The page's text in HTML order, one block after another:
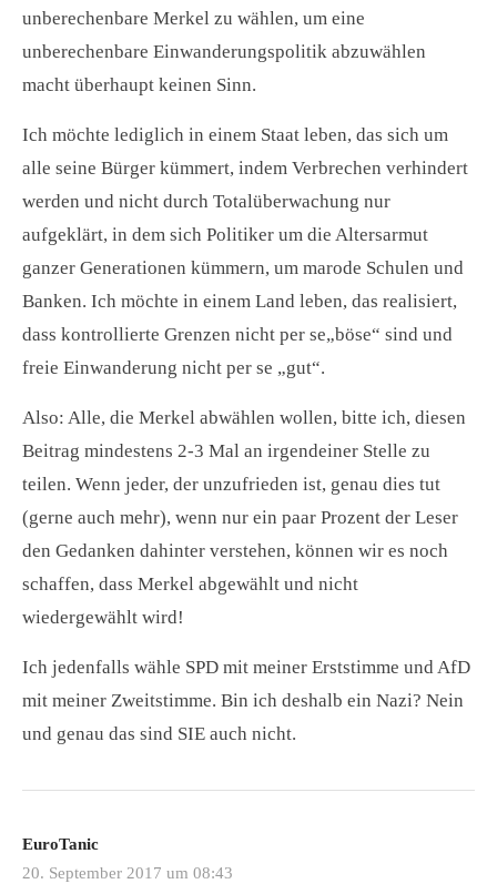
unberechenbare Merkel zu wählen, um eine
unberechenbare Einwanderungspolitik abzuwählen
macht überhaupt keinen Sinn.
Ich möchte lediglich in einem Staat leben, das sich um
alle seine Bürger kümmert, indem Verbrechen verhindert
werden und nicht durch Totalüberwachung nur
aufgeklärt, in dem sich Politiker um die Altersarmut
ganzer Generationen kümmern, um marode Schulen und
Banken. Ich möchte in einem Land leben, das realisiert,
dass kontrollierte Grenzen nicht per se„böse“ sind und
freie Einwanderung nicht per se „gut“.
Also: Alle, die Merkel abwählen wollen, bitte ich, diesen
Beitrag mindestens 2-3 Mal an irgendeiner Stelle zu
teilen. Wenn jeder, der unzufrieden ist, genau dies tut
(gerne auch mehr), wenn nur ein paar Prozent der Leser
den Gedanken dahinter verstehen, können wir es noch
schaffen, dass Merkel abgewählt und nicht
wiedergewählt wird!
Ich jedenfalls wähle SPD mit meiner Erststimme und AfD
mit meiner Zweitstimme. Bin ich deshalb ein Nazi? Nein
und genau das sind SIE auch nicht.
EuroTanic
20. September 2017 um 08:43